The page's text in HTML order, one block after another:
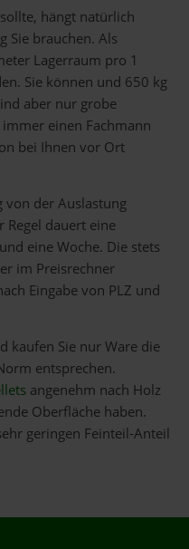
hängt natürlich
Sie brauchen. Als
Lagerraum pro 1
Sie können und 650 kg
aber nur grobe
einen Fachmann
bei Ihnen vor Ort
von der Auslastung
Regel dauert eine
eine Woche. Die stets
im Preisrechner
Eingabe von PLZ und
kaufen Sie nur Ware die
entsprechen.
angenehm nach Holz
Oberfläche haben.
geringen Feinteil-Anteil